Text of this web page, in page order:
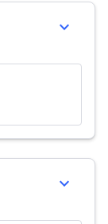
expand_more
expand_more